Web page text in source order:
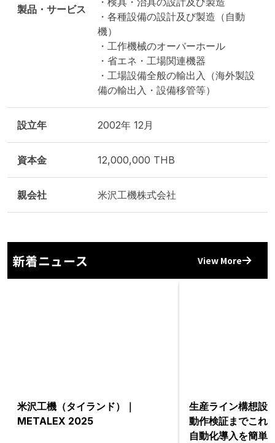
製品・サービス
・各種設備の設計及び製造（自動
機）
・工作機械のオーバーホール
・省エネ・工場関連機器
・工場設備全般の輸出入（海外製設
備の輸出入・設備移管等）
設立年 2002年 12月
資本金 12,000,000 THB
親会社 米沢工機株式会社
新着ニュース View More
米沢工機（タイランド）｜
METALEX 2025
生産ライン構想設
動作検証までこれ1
自動化導入を簡単